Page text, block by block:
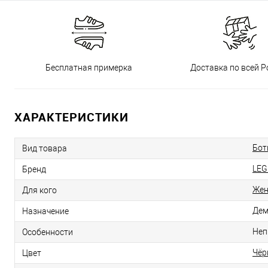
Бесплатная примерка Доставка по всей
ХАРАКТЕРИСТИКИ
Вид товара
Бренд
Для кого
Назначение
Особенности
Цвет